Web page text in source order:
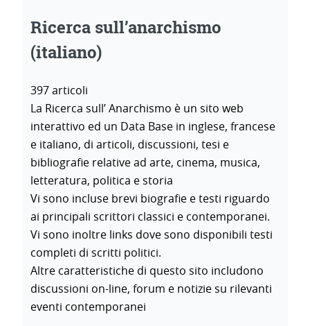
Ricerca sull’anarchismo
(italiano)
397 articoli
La Ricerca sull’ Anarchismo è un sito web
interattivo ed un Data Base in inglese, francese
e italiano, di articoli, discussioni, tesi e
bibliografie relative ad arte, cinema, musica,
letteratura, politica e storia
Vi sono incluse brevi biografie e testi riguardo
ai principali scrittori classici e contemporanei.
Vi sono inoltre links dove sono disponibili testi
completi di scritti politici.
Altre caratteristiche di questo sito includono
discussioni on-line, forum e notizie su rilevanti
eventi contemporanei